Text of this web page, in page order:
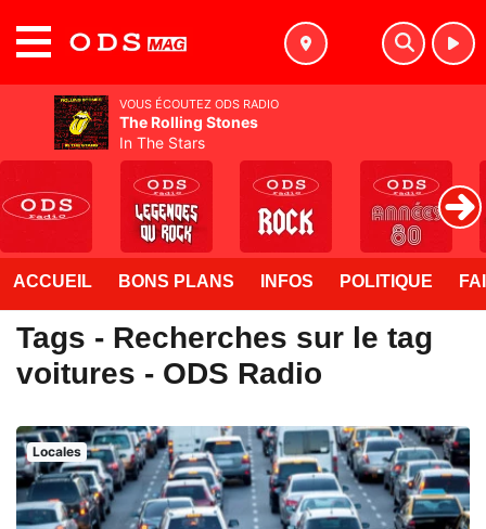
ACCUEIL BONS PLANS INFOS POLITIQUE
Tags - Recherches sur le tag
voitures - ODS Radio
Locales
VOUS ÉCOUTEZ ODS RADIO
The Rolling Stones
In The Stars